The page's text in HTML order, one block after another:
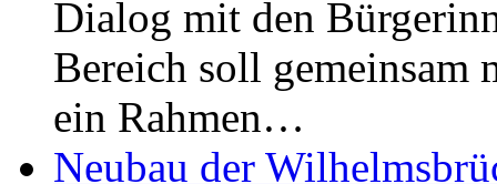
Dialog mit den
Bereich soll gemeinsam
ein Rahmen…
Neubau der